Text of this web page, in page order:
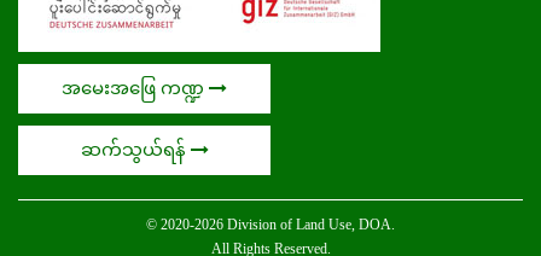
အမေးအဖြေ ကဏ္ဍ
ဆက်သွယ်ရန်
© 2020-2026 Division of Land Use, DOA.
All Rights Reserved.